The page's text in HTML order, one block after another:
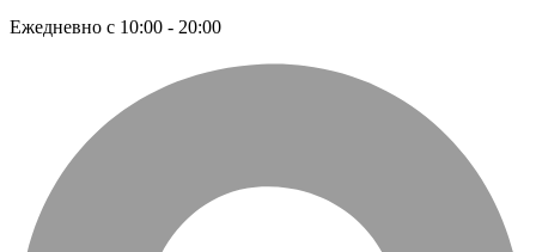
Ежедневно с 10:00 - 20:00